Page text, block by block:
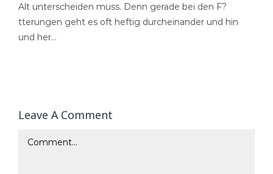
Alt unterscheiden muss. Denn gerade bei den F?
tterungen geht es oft heftig durcheinander und hin
und her…
Leave A Comment
Comment